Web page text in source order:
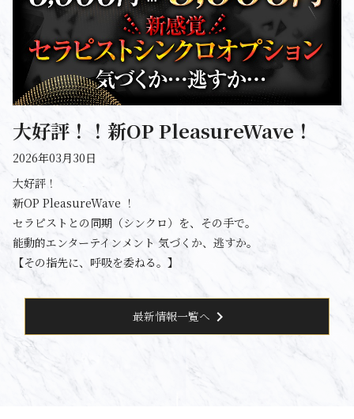
大好評！！新OP PleasureWave！
2026年03月30日
大好評！
新OP PleasureWave ！
セラピストとの同期（シンクロ）を、その手で。
能動的エンターテインメント 気づくか、逃すか。
【その指先に、呼吸を委ねる。】
最新情報一覧へ chevron_right